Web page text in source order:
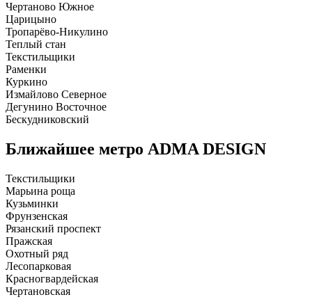
Чертаново Южное
Царицыно
Тропарёво-Никулино
Теплый стан
Текстильщики
Раменки
Куркино
Измайлово Северное
Дегунино Восточное
Бескудниковский
Ближайшее метро ADMA DESIGN
Текстильщики
Марьина роща
Кузьминки
Фрунзенская
Рязанский проспект
Пражская
Охотный ряд
Лесопарковая
Красногвардейская
Чертановская